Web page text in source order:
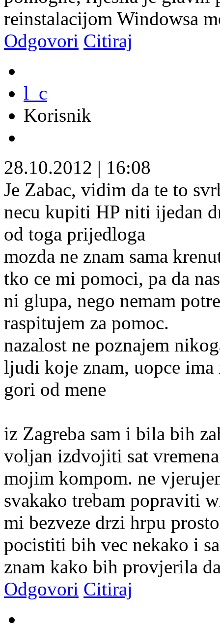
reinstalacijom Windowsa
Odgovori Citiraj
l_c
Korisnik
28.10.2012 | 16:08
Je Zabac, vidim da te to
necu kupiti HP niti ijedan
od toga prijedloga
mozda ne znam sama
tko ce mi pomoci, pa da
ni glupa, nego nemam
raspitujem za pomoc.
nazalost ne poznajem
ljudi koje znam, uopce
gori od mene
iz Zagreba sam i bila bih
voljan izdvojiti sat
mojim kompom. ne
svakako trebam popraviti
mi bezveze drzi hrpu
pocistiti bih vec nekako i
znam kako bih provjerila
Odgovori Citiraj